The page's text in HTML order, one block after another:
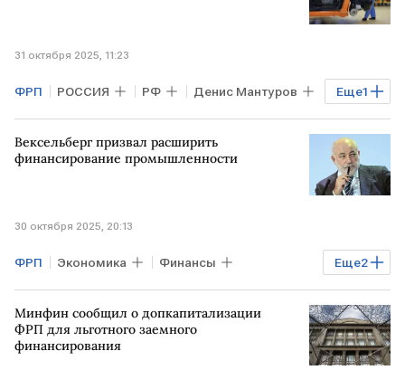
31 октября 2025, 11:23
Еще1
ФРП РОССИЯ РФ Денис Мантуров
Авто
Вексельберг призвал расширить
финансирование промышленности
30 октября 2025, 20:13
Еще2
ФРП Экономика Финансы
РОССИЯ Виктор Вексельберг
Фонд развития промышленности
Минфин сообщил о допкапитализации
ФРП для льготного заемного
финансирования